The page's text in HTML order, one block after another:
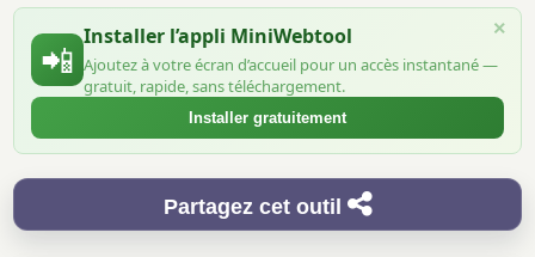
📲
Installer l’appli MiniWebtool
Ajoutez à votre écran d’accueil pour un accès instantané —
gratuit, rapide, sans téléchargement.
Installer gratuitement
×
Partagez cet outil